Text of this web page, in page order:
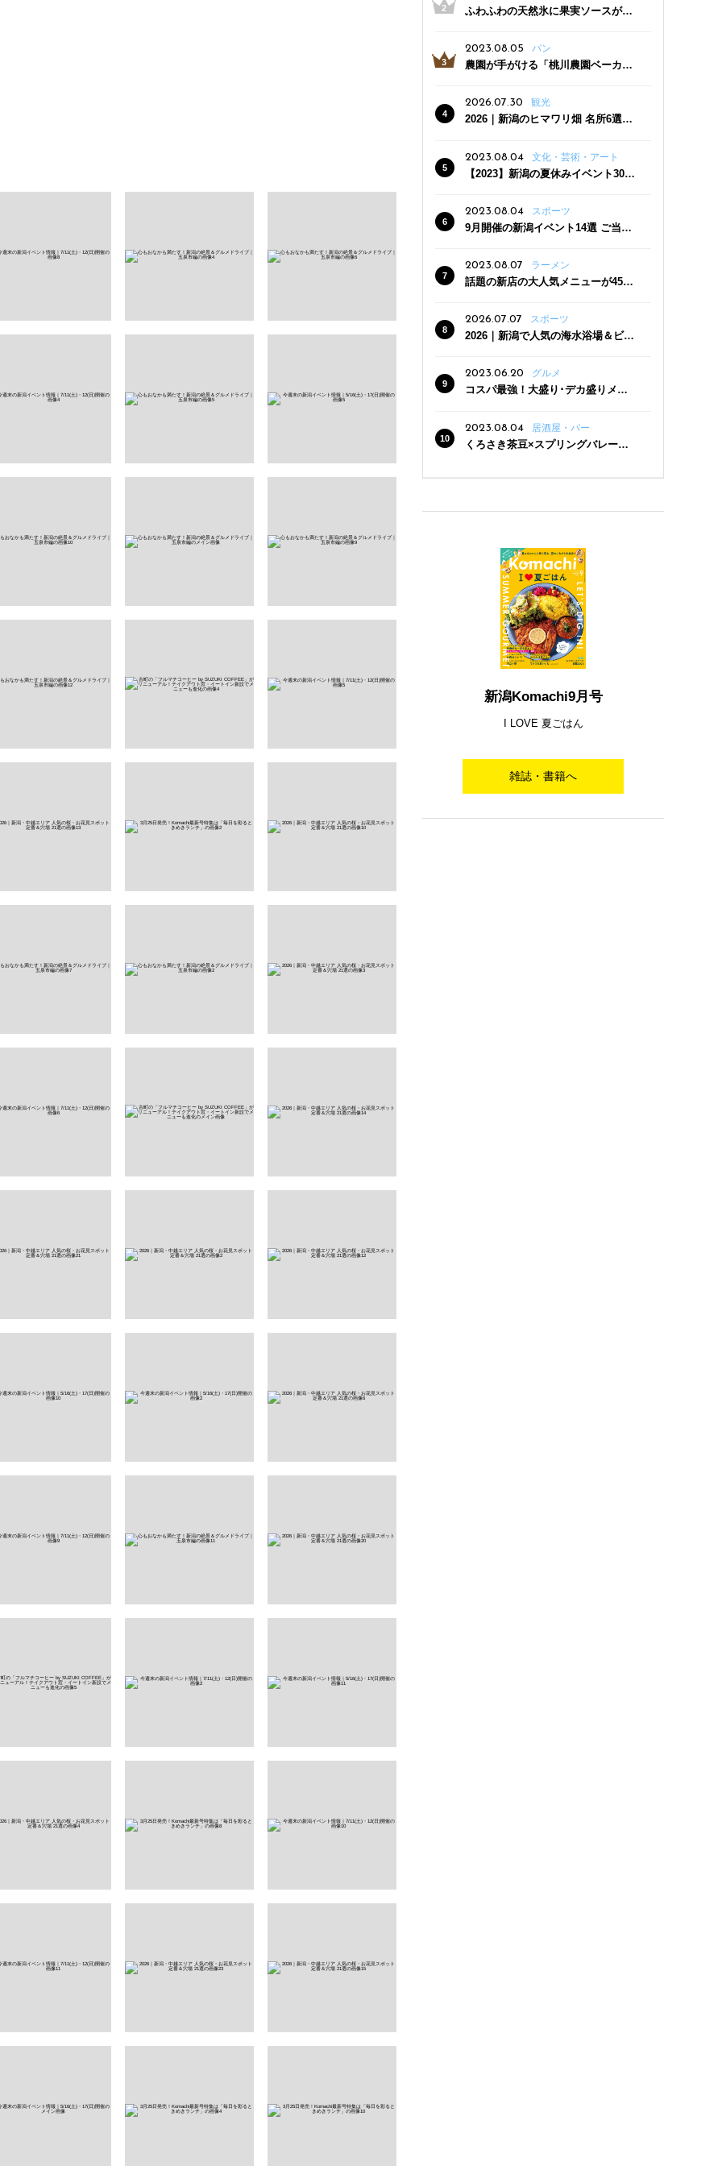
ふわふわの天然氷に果実ソースがた
三条駅近くにオープン
2023.08.05 パン
農園が手がける「桃川農園ベーカリ
った焼きたてパンのほか、ジェラー
トやスムージーも
2026.07.30 観光
2026｜新潟のヒマワリ畑 名所6選
2023.08.04
文化・芸術・アート
【2023】新潟の夏休みイベント30
2023.08.04
スポーツ
9月開催の新潟イベント14選 ご当地
2023.08.07 ラーメン
話題の新店の大人気メニューが450
クーポン登場
2026.07.07 スポーツ
2026｜新潟で人気の海水浴場＆ビー
2023.06.20
グルメ
コスパ最強！大盛り･デカ盛りメニ
2023.08.04
居酒屋・バー
くろさき茶豆×スプリングバレー豊
新潟Komachi9月号
I LOVE 夏ごはん
雑誌・書籍へ